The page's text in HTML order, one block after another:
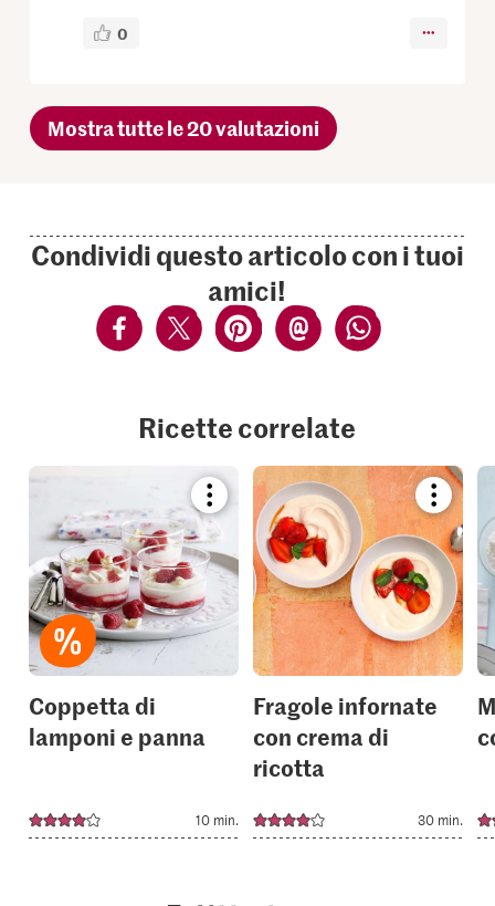
0
Mostra tutte le 20 valutazioni
Condividi questo articolo con i tuoi
amici!
Ricette correlate
Bookmark
recipe
or
add
it
your
collections.
Coppetta di
lamponi e panna
10 min.
recipe
or
add
it
your
Fragole infornate
con crema di
ricotta
30 min.